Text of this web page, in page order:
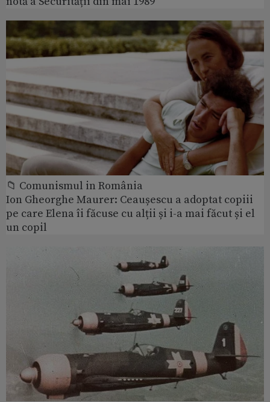
📁 Comunismul in România
Ion Gheorghe Maurer: Ceaușescu a adoptat copiii
pe care Elena îi făcuse cu alții și i-a mai făcut și el
un copil